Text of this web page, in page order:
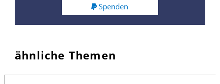
Spenden
ähnliche Themen